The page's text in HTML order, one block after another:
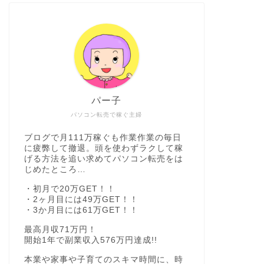
パソコン転売で稼ぐ主婦
パー子
ブログで月111万稼ぐも作業作業の毎日
に疲弊して撤退。頭を使わずラクして稼
げる方法を追い求めてパソコン転売をは
じめたところ…
・初月で20万GET！！
・2ヶ月目には49万GET！！
・3か月目には61万GET！！
最高月収71万円！
開始1年で副業収入576万円達成!!
本業や家事や子育てのスキマ時間に、時